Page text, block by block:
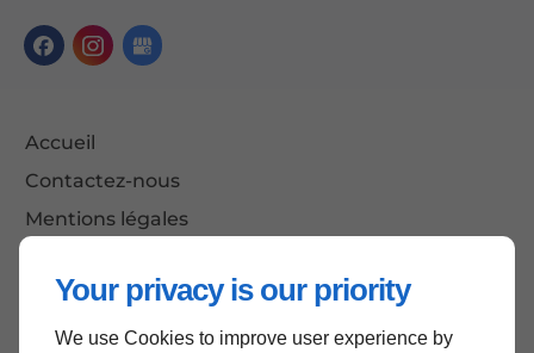
Your privacy is our priority
We use Cookies to improve user experience by
Accueil
Contactez-nous
Mentions légales